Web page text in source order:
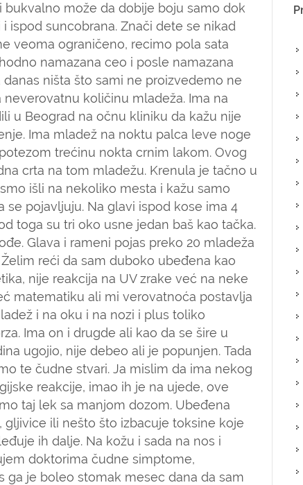
može da dobije boju samo dok
ispod suncobrana. Znači dete se nikad
veoma ograničeno, recimo pola sata
namazana ceo i posle namazana
ništa što sami ne proizvedemo ne
količinu mladeža. Ima na
u Beograd na očnu kliniku da kažu nije
Ima mladež na noktu palca leve noge
trećinu nokta crnim lakom. Ovog
crta na tom mladežu. Krenula je tačno u
išli na nekoliko mesta i kažu samo
pojavljuju. Na glavi ispod kose ima 4
toga su tri oko usne jedan baš kao tačka.
Glava i rameni pojas preko 20 mladeža
reći da sam duboko ubeđena kao
nije reakcija na UV zrake već na neke
matematiku ali mi verovatnoća postavlja
i na oku i na nozi i plus toliko
Ima on i drugde ali kao da se šire u
ugojio, nije debeo ali je popunjen. Tada
te čudne stvari. Ja mislim da ima nekog
reakcije, imao ih je na ujede, ove
taj lek sa manjom dozom. Ubeđena
ili nešto što izbacuje toksine koje
ih dalje. Na kožu i sada na nos i
doktorima čudne simptome,
ga je boleo stomak mesec dana da sam